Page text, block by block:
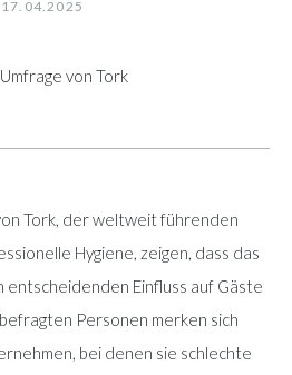
17.04.2025
von Tork
Tork, der weltweit führenden
Hygiene, zeigen, dass das
entscheidenden Einfluss auf Gäste
Personen merken sich
bei denen sie schlechte